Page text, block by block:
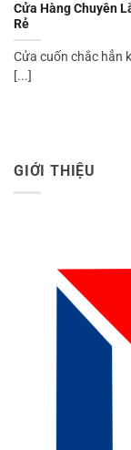
Cửa Hàng Chuyên
Rẻ
Cửa cuốn chắc hẳn
[...]
GIỚI THIỆU